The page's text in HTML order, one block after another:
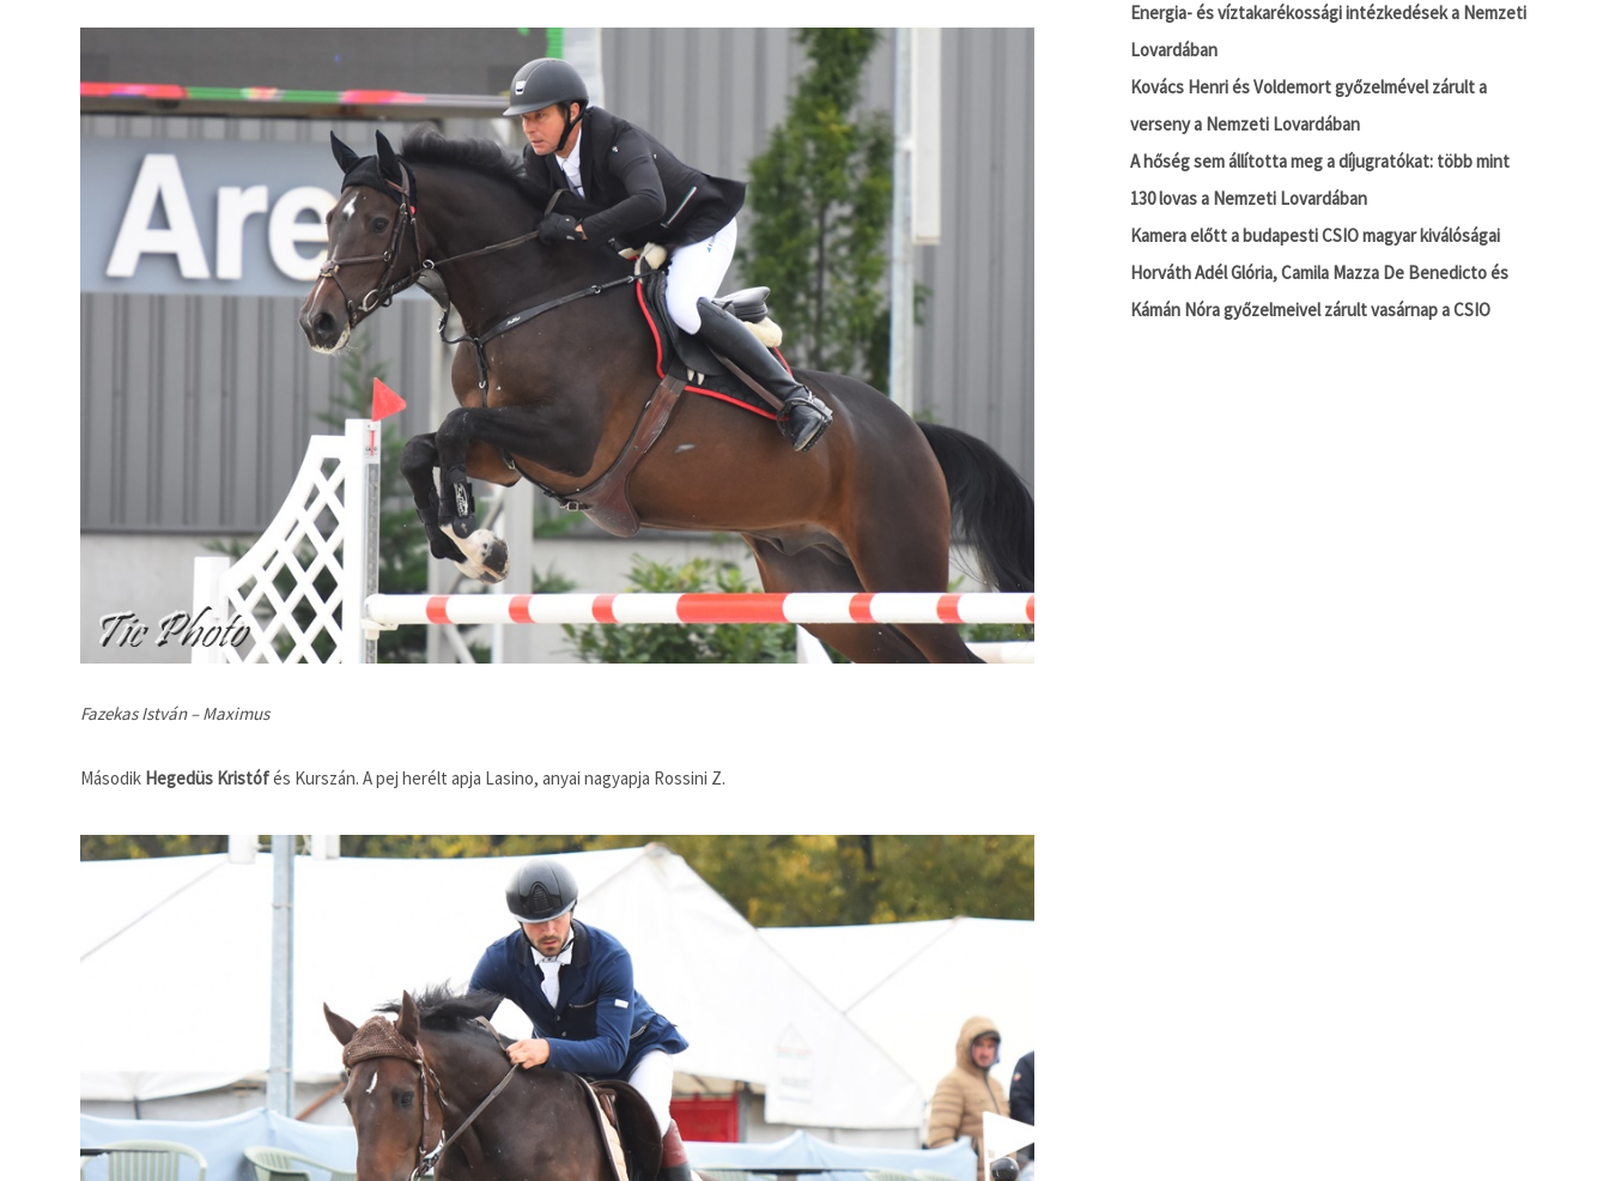
Fazekas István – Maximus
Második Hegedüs Kristófés Kurszán. A pej herélt apja Lasino, anyai nagyapja Rossini Z.
Energia- és víztakarékossági intézkedések a Nemzeti
Lovardában
Kovács Henri és Voldemort győzelmével zárult a
verseny a Nemzeti Lovardában
A hőség sem állította meg a díjugratókat: több mint
130 lovas a Nemzeti Lovardában
Kamera előtt a budapesti CSIO magyar kiválóságai
Horváth Adél Glória, Camila Mazza De Benedicto és
Kámán Nóra győzelmeivel zárult vasárnap a CSIO